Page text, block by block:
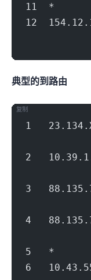
11  *
12
典型的到Hinet路由
1
2
3
4
5   *
6
复制